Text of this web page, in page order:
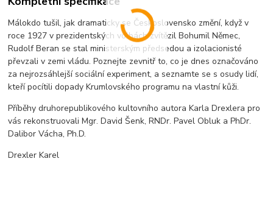
Málokdo tušil, jak dramaticky se Československo změní, když v
roce 1927 v prezidentských volbách zvítězil Bohumil Němec,
Rudolf Beran se stal ministerským předsedou a izolacionisté
převzali v zemi vládu. Poznejte zevnitř to, co je dnes označováno
za nejrozsáhlejší sociální experiment, a seznamte se s osudy lidí,
kteří pocítili dopady Krumlovského programu na vlastní kůži.
Příběhy druhorepublikového kultovního autora Karla Drexlera pro
vás rekonstruovali Mgr. David Šenk, RNDr. Pavel Obluk a PhDr.
Dalibor Vácha, Ph.D.
Drexler Karel